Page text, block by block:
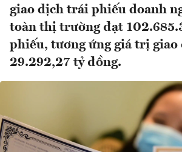
giao dịch trái phiếu doanh
toàn thị trường đạt
phiếu, tương ứng giá trị giao
29.292,27 tỷ đồng.